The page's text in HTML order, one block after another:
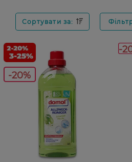
Сортувати за:
-20%
-